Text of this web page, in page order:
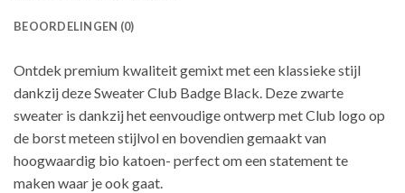
BEOORDELINGEN (0)
Ontdek premium kwaliteit gemixt met een klassieke stijl
dankzij deze Sweater Club Badge Black. Deze zwarte
sweater is dankzij het eenvoudige ontwerp met Club logo op
de borst meteen stijlvol en bovendien gemaakt van
hoogwaardig bio katoen- perfect om een statement te
maken waar je ook gaat.